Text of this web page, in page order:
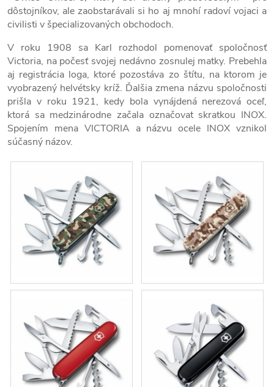
dôstojníkov, ale zaobstarávali si ho aj mnohí radoví vojaci a
civilisti v špecializovaných obchodoch.
V roku 1908 sa Karl rozhodol pomenovať spoločnosť
Victoria, na počesť svojej nedávno zosnulej matky. Prebehla
aj registrácia loga, ktoré pozostáva zo štítu, na ktorom je
vyobrazený helvétsky kríž. Ďalšia zmena názvu spoločnosti
prišla v roku 1921, kedy bola vynájdená nerezová oceľ,
ktorá sa medzinárodne začala označovat skratkou INOX.
Spojením mena VICTORIA a názvu ocele INOX vznikol
súčasný názov.